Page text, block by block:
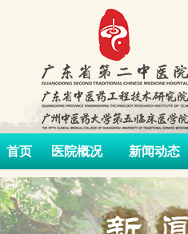
首页 医院概况 新闻动态